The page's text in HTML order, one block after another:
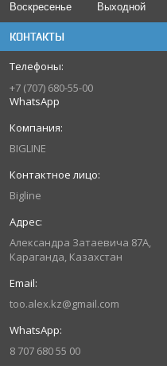
Воскресенье
Выходной
КОНТАКТЫ
+7 (707) 680-55-00
WhatsApp
BIGLINE
Bigline
Александра Затаевича 87А,
Караганда, Казахстан
too.alex.kz@gmail.com
8 707 680 55 00